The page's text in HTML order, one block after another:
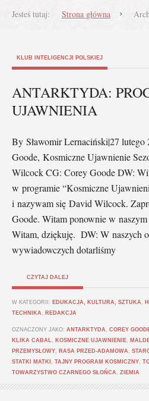
Jesteś tutaj: Strona główna
KLUB INTELIGENCJI POLSKIEJ
ANTARKTYDA:
UJAWNIENIA
By Sławomir Lernaciński|27 lutego
Goode, Kosmiczne Ujawnienie
Wilcock CG: Corey Goode DW:
w programie “Kosmiczne
i nazywam się David Wilcock.
Goode. Witam ponownie w
Witam, dziękuję. DW: W naszych
wywiadowczych dotarliśmy
CZYTAJ DALEJ
W KATEGORII: EDUKACJA, KULTURA, SZTUKA
TECHNIKA
REDAKCJA
OZNACZONY JAKO: ANTARKTYDA COREY
KLIKA CABAL
KOSMICZNE UJAWNIENIE
PRZEMYSŁOWY
RASA PRZED-ADAMOWA
STATKI MATKI
TAJNY PROGRAM KOSMICZNY
TOWARZYSTWO CZARNEGO SŁOŃCA
ZIEMIA